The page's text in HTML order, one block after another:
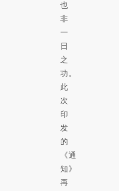
也
非
一
日
之
功。
此
次
印
发
的
《通
知》
再